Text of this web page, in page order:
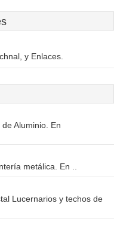
y Enlaces.
Aluminio. En
metálica. En ..
Lucernarios y techos de